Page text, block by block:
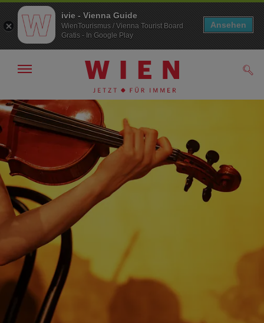
Zur
Navigation
Zum
Inhalt
Navigation
ivie - Vienna Guide
WienTourismus / Vienna Tourist Board
Gratis - In Google Play
Ansehen